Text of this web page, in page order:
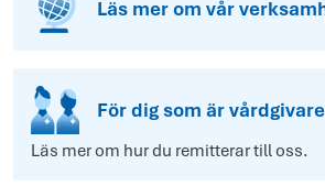
Läs mer om vår
För dig som är vårdgivare
Läs mer om hur du remitterar till oss.